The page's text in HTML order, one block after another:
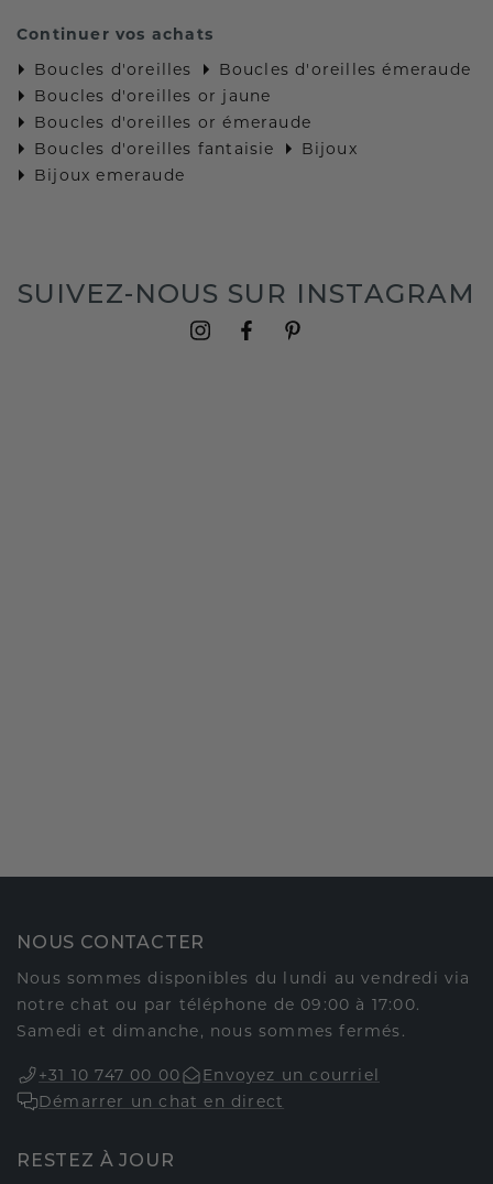
Continuer vos achats
Boucles d'oreilles
Boucles d'oreilles émeraude
Boucles d'oreilles or jaune
Boucles d'oreilles or émeraude
Boucles d'oreilles fantaisie
Bijoux
Bijoux emeraude
SUIVEZ-NOUS SUR INSTAGRAM
NOUS CONTACTER
Nous sommes disponibles du lundi au vendredi via
notre chat ou par téléphone de 09:00 à 17:00.
Samedi et dimanche, nous sommes fermés.
+31 10 747 00 00
Envoyez un courriel
Démarrer un chat en direct
RESTEZ À JOUR